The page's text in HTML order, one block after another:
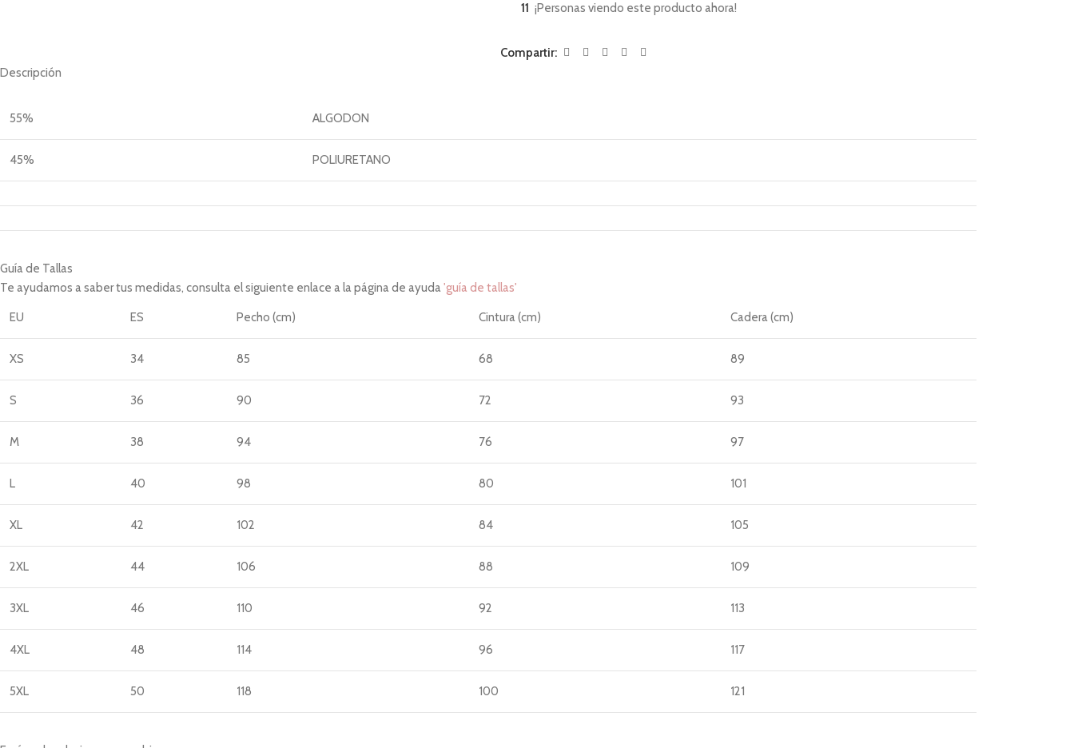
11 ¡Personas viendo este producto ahora!
Compartir:
Descripción
55% ALGODON
45% POLIURETANO
Guía de Tallas
Te ayudamos a saber tus medidas, consulta el siguiente enlace a la página de ayuda'guía de tallas'
EU ES Pecho (cm) Cintura (cm) Cadera (cm)
XS 34 85 68 89
S 36 90 72 93
M 38 94 76 97
L 40 98 80 101
XL 42 102 84 105
2XL 44 106 88 109
3XL 46 110 92 113
4XL 48 114 96 117
5XL 50 118 100 121